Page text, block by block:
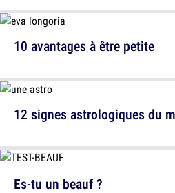
10 avantages à être petite
12 signes astrologiques du
Es-tu un beauf ?